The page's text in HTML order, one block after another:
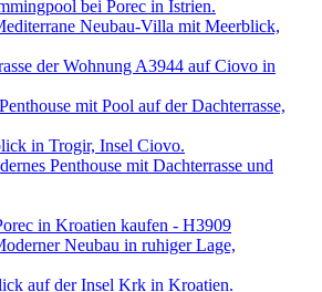
Neubau-Villa mit Meerblick,
mit Pool auf der Dachterrasse,
Penthouse mit Dachterrasse und
Neubau in ruhiger Lage,